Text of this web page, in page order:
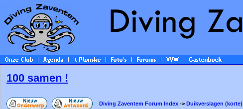
100 samen !
Diving Zaventem Forum Index -> Duikverslagen (korte)